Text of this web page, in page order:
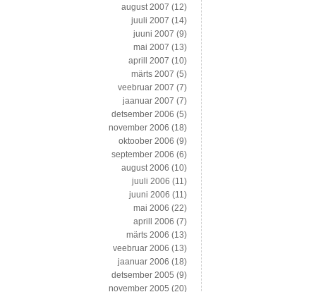
august 2007 (12)
juuli 2007 (14)
juuni 2007 (9)
mai 2007 (13)
aprill 2007 (10)
märts 2007 (5)
veebruar 2007 (7)
jaanuar 2007 (7)
detsember 2006 (5)
november 2006 (18)
oktoober 2006 (9)
september 2006 (6)
august 2006 (10)
juuli 2006 (11)
juuni 2006 (11)
mai 2006 (22)
aprill 2006 (7)
märts 2006 (13)
veebruar 2006 (13)
jaanuar 2006 (18)
detsember 2005 (9)
november 2005 (20)